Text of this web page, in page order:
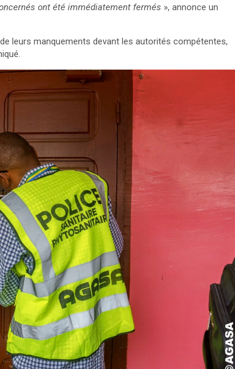
ont été immédiatement fermés », annonce un
leurs manquements devant les autorités compétentes,